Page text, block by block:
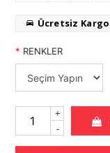
Ücretsiz Kargo
* RENKLER
+
-